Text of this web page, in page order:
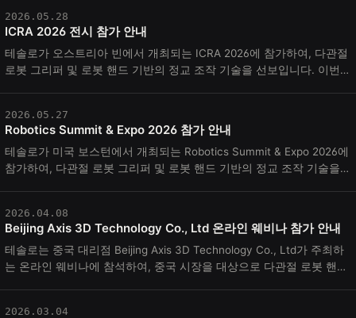
ICRA 2026 전시 참가 안내
테솔로가 오스트리아 빈에서 개최되는 ICRA 2026에 참가하여, 다관절
로봇 그리퍼 및 로봇 핸드 기반의 정교 조작 기술을 선보입니다. 이번
2026.05.28
Robotics Summit & Expo 2026 참가 안내
테솔로가 미국 보스턴에서 개최되는 Robotics Summit & Expo 2026에
참가하여, 다관절 로봇 그리퍼 및 로봇 핸드 기반의 정교 조작 기술을
2026.05.27
Beijing Axis 3D Technology Co., Ltd 온라인 웨비나 참가 안내
테솔로는 중국 대리점 Beijing Axis 3D Technology Co., Ltd가 주최하
는 온라인 웨비나에 참석하여, 중국 시장을 대상으로 다관절 로봇 핸드
2026.04.08
2026.03.04